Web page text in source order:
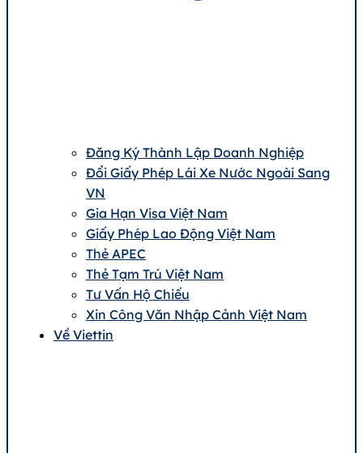
Đăng Ký Thành Lập Doanh Nghiệp
Đổi Giấy Phép Lái Xe Nước Ngoài Sang
VN
Gia Hạn Visa Việt Nam
Giấy Phép Lao Động Việt Nam
Thẻ APEC
Thẻ Tạm Trú Việt Nam
Tư Vấn Hộ Chiếu
Xin Công Văn Nhập Cảnh Việt Nam
Về Viettin